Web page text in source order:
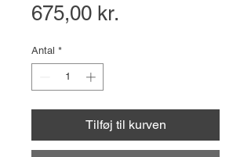
675,00 kr.
Antal *
Tilføj til kurven